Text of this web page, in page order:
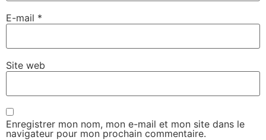
E-mail *
Site web
Enregistrer mon nom, mon e-mail et mon site dans le
navigateur pour mon prochain commentaire.